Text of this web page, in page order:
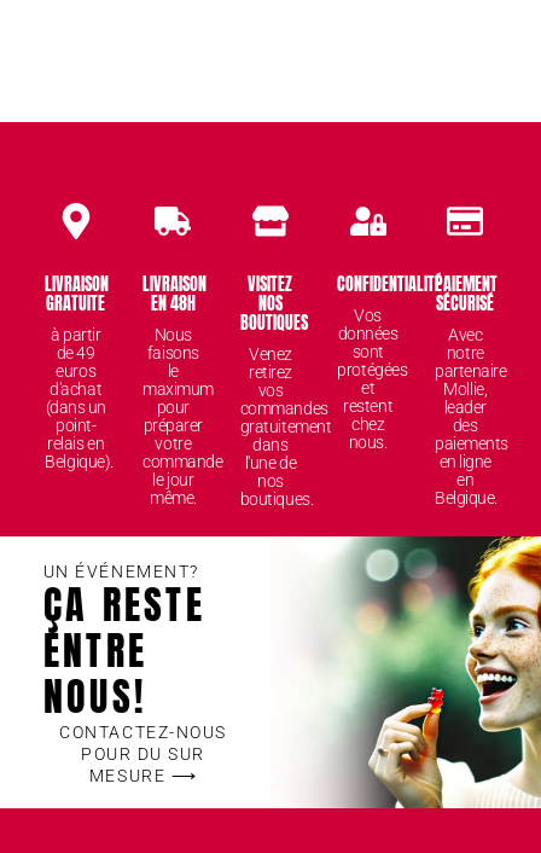
LIVRAISON
GRATUITE
à partir
de 49
euros
d'achat
(dans un
point-
relais en
Belgique).
LIVRAISON
EN 48H
Nous
faisons
le
maximum
pour
préparer
votre
commande
le jour
même.
VISITEZ
NOS
BOUTIQUES
Venez
retirez
vos
commandes
gratuitement
dans
l'une de
nos
boutiques.
CONFIDENTIALITÉ
Vos
données
sont
protégées
et
restent
chez
nous.
PAIEMENT
SÉCURISÉ
Avec
notre
partenaire
Mollie,
leader
des
paiements
en ligne
en
Belgique.
UN ÉVÉNEMENT?
ÇA RESTE
ENTRE
NOUS!
CONTACTEZ-NOUS
POUR DU SUR
MESURE ⟶